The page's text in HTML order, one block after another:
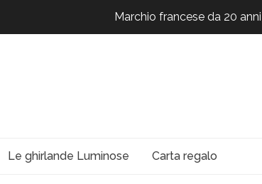
Marchio francese da 20 anni
Marchio francese da 20 anni
Le ghirlande Luminose Carta regalo